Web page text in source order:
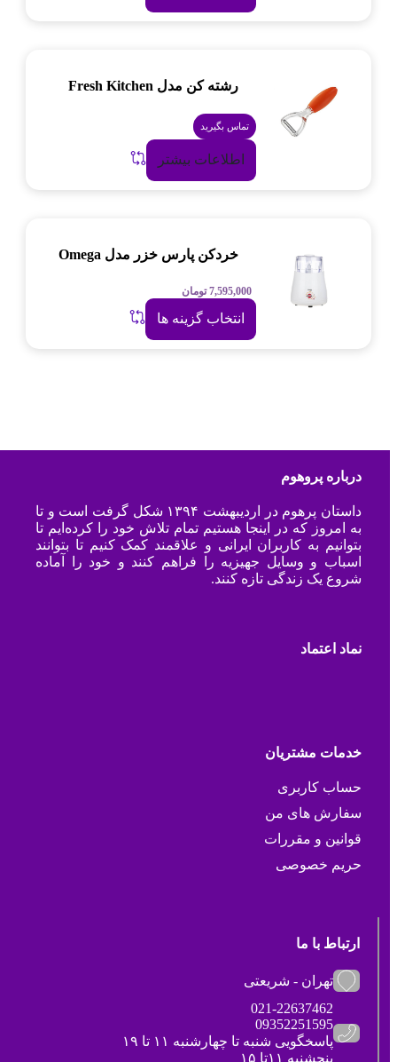
رشته کن مدل Fresh Kitchen
تماس بگیرید
اطلاعات بیشتر
خردکن پارس خزر مدل Omega
7,595,000 تومان
انتخاب گزینه ها
درباره پروهوم
داستان پرهوم در اردیبهشت ۱۳۹۴ شکل گرفت است و تا
به امروز که در اینجا هستیم تمام تلاش خود را کرده‌ایم تا
بتوانیم به کاربران ایرانی و علاقمند کمک کنیم تا بتوانند
اسباب و وسایل جهیزیه را فراهم کنند و خود را آماده
شروع یک زندگی تازه کنند.
نماد اعتماد
خدمات مشتریان
حساب کاربری
سفارش های من
قوانین و مقررات
حریم خصوصی
ارتباط با ما
تهران - شریعتی
021-22637462
09352251595
پاسخگویی شنبه تا چهارشنبه ۱۱ تا ۱۹
پنجشنبه ۱۱تا ۱۵